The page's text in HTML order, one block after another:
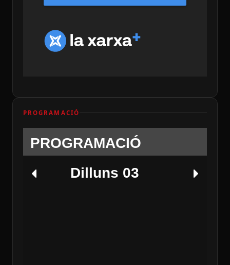
PROGRAMACIÓ
PROGRAMACIÓ
Dilluns 03